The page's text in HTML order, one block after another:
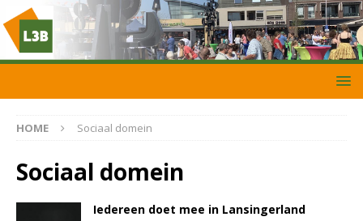
HOME Sociaal domein
Sociaal domein
Iedereen doet mee in Lansingerland